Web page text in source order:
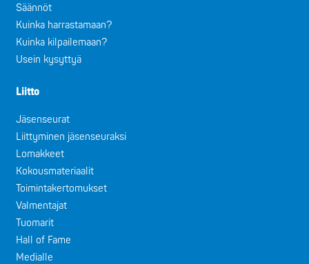
Säännöt
Kuinka harrastamaan?
Kuinka kilpailemaan?
Usein kysyttyä
Liitto
Jäsenseurat
Liittyminen jäsenseuraksi
Lomakkeet
Kokousmateriaalit
Toimintakertomukset
Valmentajat
Tuomarit
Hall of Fame
Medialle